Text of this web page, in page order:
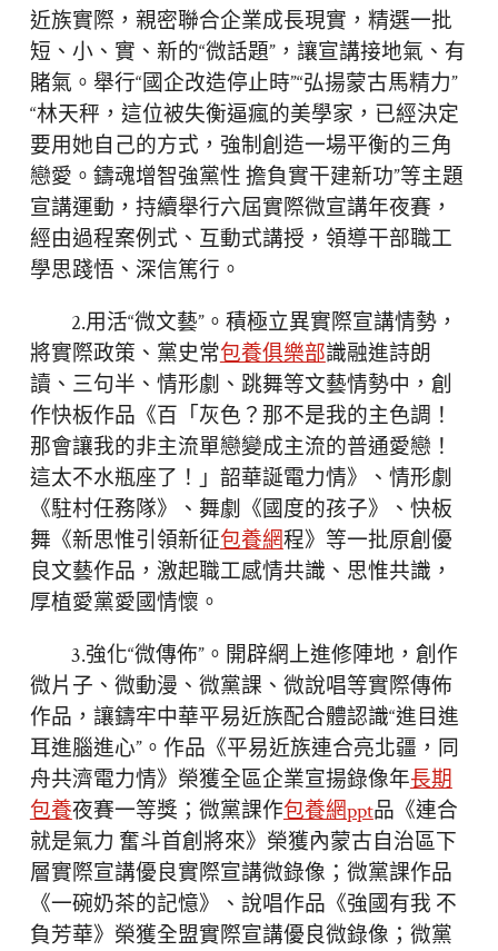
近族實際，親密聯合企業成長現實，精選一批
短、小、實、新的“微話題”，讓宣講接地氣、有
賭氣。舉行“國企改造停止時”“弘揚蒙古馬精力”
“林天秤，這位被失衡逼瘋的美學家，已經決定
要用她自己的方式，強制創造一場平衡的三角
戀愛。鑄魂增智強黨性 擔負實干建新功”等主題
宣講運動，持續舉行六屆實際微宣講年夜賽，
經由過程案例式、互動式講授，領導干部職工
學思踐悟、深信篤行。
2.用活“微文藝”。積極立異實際宣講情勢，
將實際政策、黨史常包養俱樂部識融進詩朗
讀、三句半、情形劇、跳舞等文藝情勢中，創
作快板作品《百「灰色？那不是我的主色調！
那會讓我的非主流單戀變成主流的普通愛戀！
這太不水瓶座了！」韶華誕電力情》、情形劇
《駐村任務隊》、舞劇《國度的孩子》、快板
舞《新思惟引領新征包養網程》等一批原創優
良文藝作品，激起職工感情共識、思惟共識，
厚植愛黨愛國情懷。
3.強化“微傳佈”。開辟網上進修陣地，創作
微片子、微動漫、微黨課、微說唱等實際傳佈
作品，讓鑄牢中華平易近族配合體認識“進目進
耳進腦進心”。作品《平易近族連合亮北疆，同
舟共濟電力情》榮獲全區企業宣揚錄像年長期
包養夜賽一等獎；微黨課作包養網ppt品《連合
就是氣力 奮斗首創將來》榮獲內蒙古自治區下
層實際宣講優良實際宣講微錄像；微黨課作品
《一碗奶茶的記憶》、說唱作品《強國有我 不
負芳華》榮獲全盟實際宣講優良微錄像；微黨